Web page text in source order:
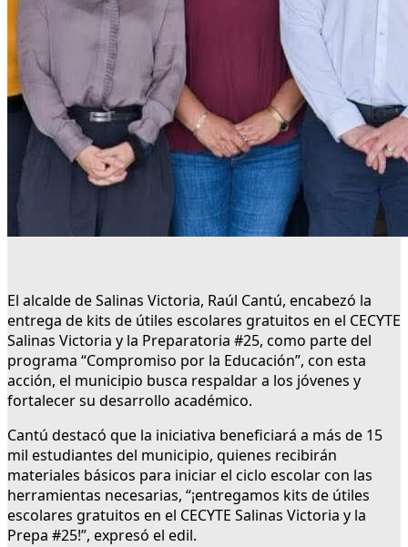
El alcalde de Salinas Victoria, Raúl Cantú, encabezó la
entrega de kits de útiles escolares gratuitos en el CECYTE
Salinas Victoria y la Preparatoria #25, como parte del
programa “Compromiso por la Educación”, con esta
acción, el municipio busca respaldar a los jóvenes y
fortalecer su desarrollo académico.
Cantú destacó que la iniciativa beneficiará a más de 15
mil estudiantes del municipio, quienes recibirán
materiales básicos para iniciar el ciclo escolar con las
herramientas necesarias, “¡entregamos kits de útiles
escolares gratuitos en el CECYTE Salinas Victoria y la
Prepa #25!”, expresó el edil.